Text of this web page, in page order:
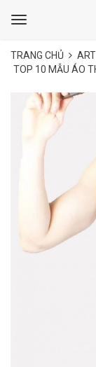
Toggle
TRANG CHỦ
TOP 10 MẪU ÁO